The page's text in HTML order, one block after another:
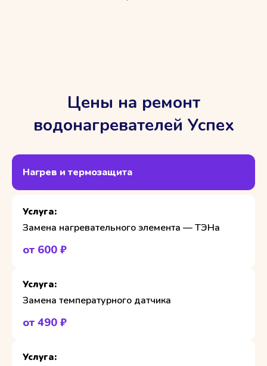
Цены на ремонт
водонагревателей Успех
Нагрев и термозащита
Замена нагревательного элемента — ТЭНа
от 600 ₽
Замена температурного датчика
от 490 ₽